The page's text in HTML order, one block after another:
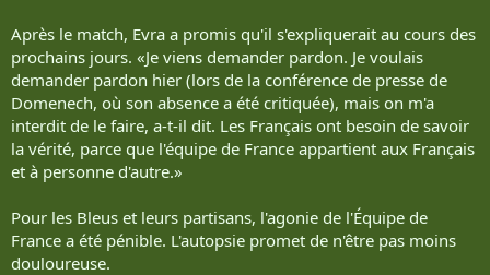
Après le match, Evra a promis qu'il s'expliquerait au cours des
prochains jours. «Je viens demander pardon. Je voulais
demander pardon hier (lors de la conférence de presse de
Domenech, où son absence a été critiquée), mais on m'a
interdit de le faire, a-t-il dit. Les Français ont besoin de savoir
la vérité, parce que l'équipe de France appartient aux Français
et à personne d'autre.»
Pour les Bleus et leurs partisans, l'agonie de l'Équipe de
France a été pénible. L'autopsie promet de n'être pas moins
douloureuse.